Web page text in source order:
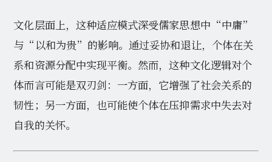
文化层面上，这种适应模式深受儒家思想中“中庸”
与“以和为贵”的影响。通过妥协和退让，个体在关
系和资源分配中实现平衡。然而，这种文化逻辑对个
体而言可能是双刃剑：一方面，它增强了社会关系的
韧性；另一方面，也可能使个体在压抑需求中失去对
自我的关怀。